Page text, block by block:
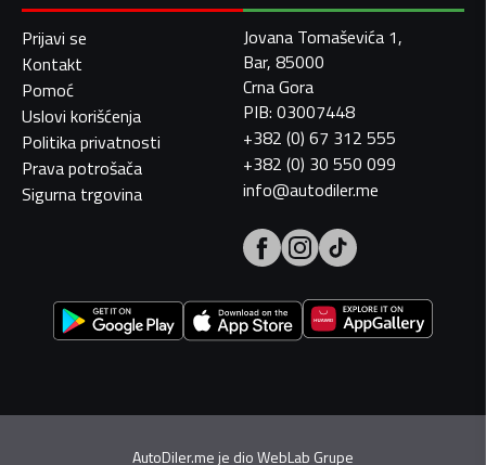
Prijavi se
Kontakt
Pomoć
Uslovi korišćenja
Politika privatnosti
Prava potrošača
Sigurna trgovina
Jovana Tomaševića 1,
Bar, 85000
Crna Gora
PIB: 03007448
+382 (0) 67 312 555
+382 (0) 30 550 099
info@autodiler.me
AutoDiler.me je dioWebLab Grupe